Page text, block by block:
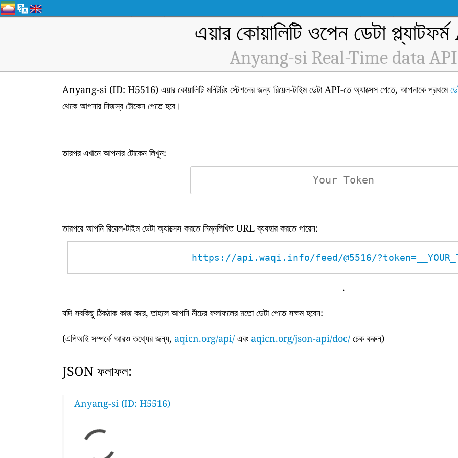
এয়ার কোয়ালিটি ওপেন ডেটা
Anyang-si Real-Time data API
Anyang-si (ID: H5516) এয়ার কোয়ালিটি মনিটরিং স্টেশনের জন্য রিয়েল-টাইম ডেটা API-তে অ্যাক্সেস পেতে, আপনাকে প্রথমে
থেকে আপনার নিজস্ব টোকেন পেতে হবে।
তারপর এখানে আপনার টোকেন লিখুন:
তারপরে আপনি রিয়েল-টাইম ডেটা অ্যাক্সেস করতে নিম্নলিখিত URL ব্যবহার করতে পারেন:
https://api.waqi.info/feed/@5516/
.
যদি সবকিছু ঠিকঠাক কাজ করে, তাহলে আপনি নীচের ফলাফলের মতো ডেটা পেতে সক্ষম হবেন:
(এপিআই সম্পর্কে আরও তথ্যের জন্য, aqicn.org/api/ এবং aqicn.org/json-api/doc/ চেক করুন)
JSON ফলাফল:
Anyang-si (ID: H5516)